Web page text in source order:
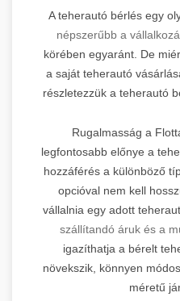
A teherautó bérlés egy
népszerűbb a
körében egyaránt. De
a saját teherautó
részletezzük a teherautó
Rugalmasság a
legfontosabb előnye a
hozzáférés a különböző
opcióval nem kell
vállalnia egy adott
szállítandó áruk és a
igazíthatja a bérelt
növekszik, könnyen
méretű